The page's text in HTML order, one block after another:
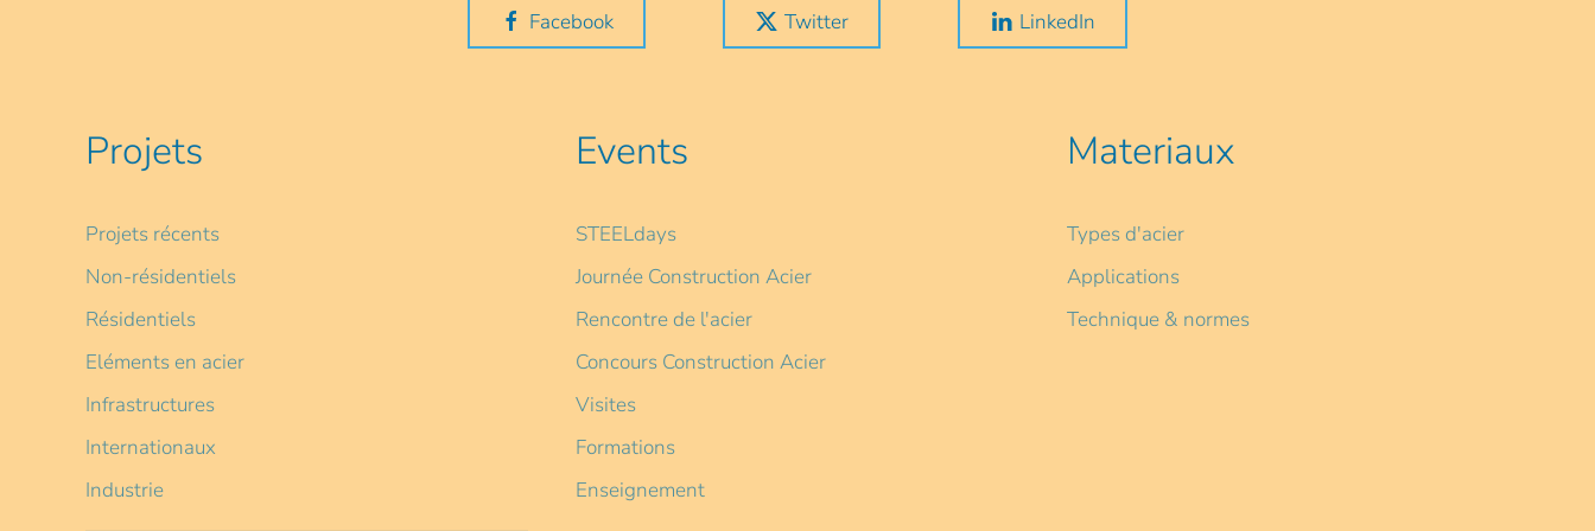
Facebook Twitter LinkedIn
Projets
Projets récents
Non-résidentiels
Résidentiels
Eléments en acier
Infrastructures
Internationaux
Industrie
Events
STEELdays
Journée Construction Acier
Rencontre de l'acier
Concours Construction Acier
Visites
Formations
Enseignement
Materiaux
Types d'acier
Applications
Technique & normes